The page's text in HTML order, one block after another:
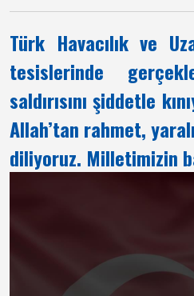
Türk Havacılık ve
tesislerinde
saldırısını şiddetle
Allah’tan rahmet,
diliyoruz. Milletimizin